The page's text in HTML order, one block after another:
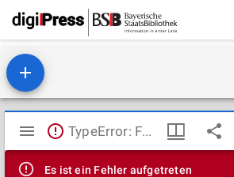
Mirador
Viewer
TypeError: Failed to fetch
Es ist ein Fehler aufgetreten